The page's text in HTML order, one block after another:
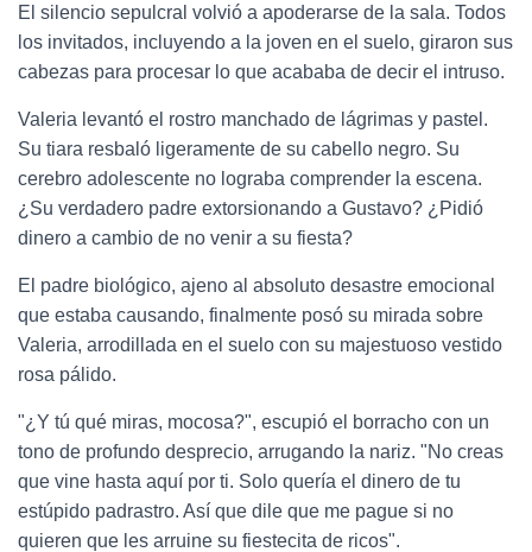
El silencio sepulcral volvió a apoderarse de la sala. Todos
los invitados, incluyendo a la joven en el suelo, giraron sus
cabezas para procesar lo que acababa de decir el intruso.
Valeria levantó el rostro manchado de lágrimas y pastel.
Su tiara resbaló ligeramente de su cabello negro. Su
cerebro adolescente no lograba comprender la escena.
¿Su verdadero padre extorsionando a Gustavo? ¿Pidió
dinero a cambio de no venir a su fiesta?
El padre biológico, ajeno al absoluto desastre emocional
que estaba causando, finalmente posó su mirada sobre
Valeria, arrodillada en el suelo con su majestuoso vestido
rosa pálido.
"¿Y tú qué miras, mocosa?", escupió el borracho con un
tono de profundo desprecio, arrugando la nariz. "No creas
que vine hasta aquí por ti. Solo quería el dinero de tu
estúpido padrastro. Así que dile que me pague si no
quieren que les arruine su fiestecita de ricos".